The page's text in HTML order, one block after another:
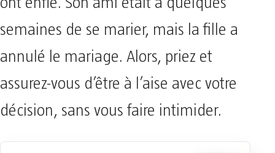
semaines de se marier, mais la fille a
annulé le mariage. Alors, priez et
assurez-vous d’être à l’aise avec votre
décision, sans vous faire intimider.